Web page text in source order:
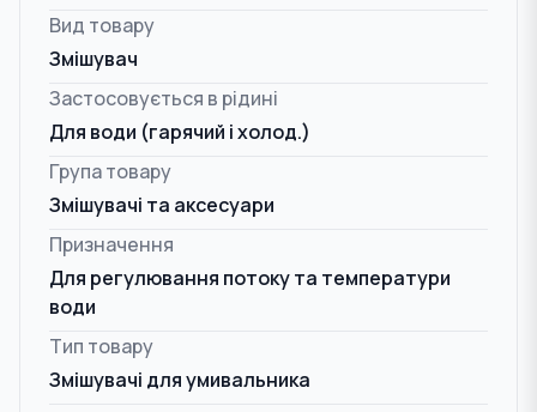
Вид товару
Змішувач
Застосовується в рідині
Для води (гарячий і холод.)
Група товару
Змішувачі та аксесуари
Призначення
Для регулювання потоку та температури
води
Тип товару
Змішувачі для умивальника